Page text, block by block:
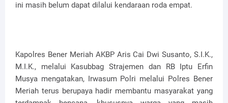
ini masih belum dapat dilalui kendaraan roda empat.
Kapolres Bener Meriah AKBP Aris Cai Dwi Susanto, S.I.K.,
M.I.K., melalui Kasubbag Strajemen dan RB Iptu Erfin
Musya mengatakan, Irwasum Polri melalui Polres Bener
Meriah terus berupaya hadir membantu masyarakat yang